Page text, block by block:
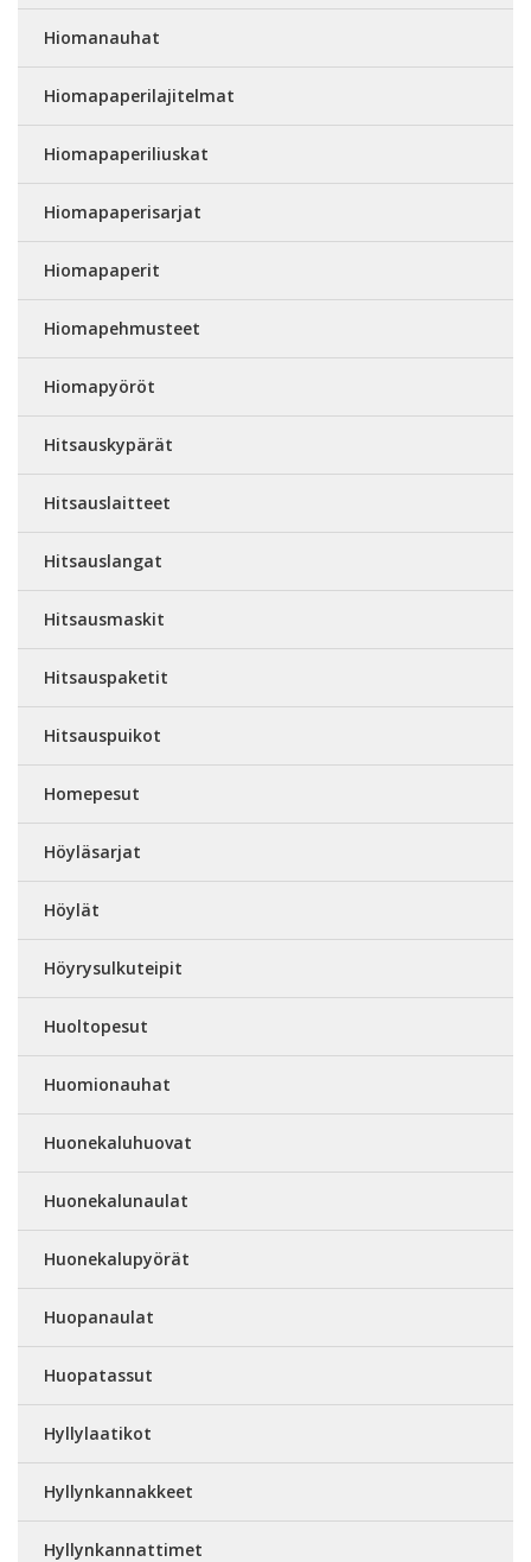
Hiomanauhat
Hiomapaperilajitelmat
Hiomapaperiliuskat
Hiomapaperisarjat
Hiomapaperit
Hiomapehmusteet
Hiomapyöröt
Hitsauskypärät
Hitsauslaitteet
Hitsauslangat
Hitsausmaskit
Hitsauspaketit
Hitsauspuikot
Homepesut
Höyläsarjat
Höylät
Höyrysulkuteipit
Huoltopesut
Huomionauhat
Huonekaluhuovat
Huonekalunaulat
Huonekalupyörät
Huopanaulat
Huopatassut
Hyllylaatikot
Hyllynkannakkeet
Hyllynkannattimet